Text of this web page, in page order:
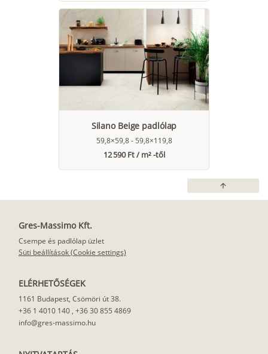
Silano Beige padlólap
59,8×59,8 - 59,8×119,8
12 590 Ft / m² -től
arrow_upward
Gres-Massimo Kft.
Csempe és padlólap üzlet
Süti beállítások (Cookie settings)
ELÉRHETŐSÉGEK
1161 Budapest, Csömöri út 38.
+36 1 4010 140 , +36 30 855 4869
info@gres-massimo.hu